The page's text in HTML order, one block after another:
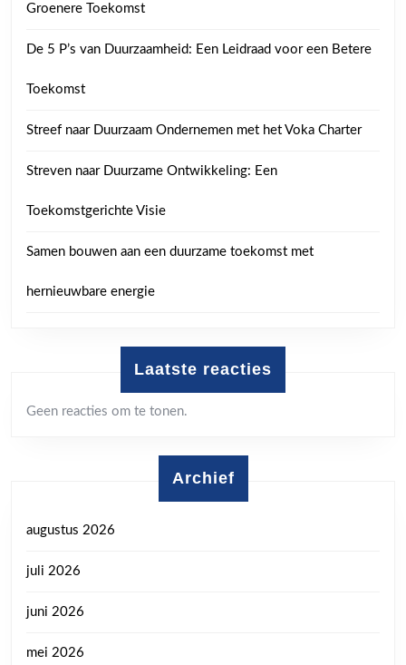
Groenere Toekomst
De 5 P’s van Duurzaamheid: Een Leidraad voor een Betere
Toekomst
Streef naar Duurzaam Ondernemen met het Voka Charter
Streven naar Duurzame Ontwikkeling: Een
Toekomstgerichte Visie
Samen bouwen aan een duurzame toekomst met
hernieuwbare energie
Laatste reacties
Geen reacties om te tonen.
Archief
augustus 2026
juli 2026
juni 2026
mei 2026